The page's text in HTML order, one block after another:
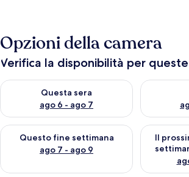
Opzioni della camera
Verifica la disponibilità per
Questa sera
ago 6 - ago 7
Verifica la disponibilità per questa sera,
Verifica la
Questo fine settimana
ago 7 - ago 9
Verifica la disponibilità per questo fine
Il
Verifica la